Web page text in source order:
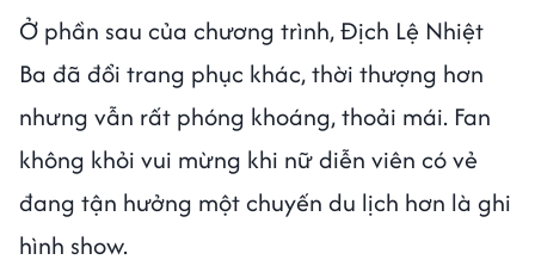
Ở phần sau của chương trình, Địch Lệ Nhiệt
Ba đã đổi trang phục khác, thời thượng hơn
nhưng vẫn rất phóng khoáng, thoải mái. Fan
không khỏi vui mừng khi nữ diễn viên có vẻ
đang tận hưởng một chuyến du lịch hơn là ghi
hình show.